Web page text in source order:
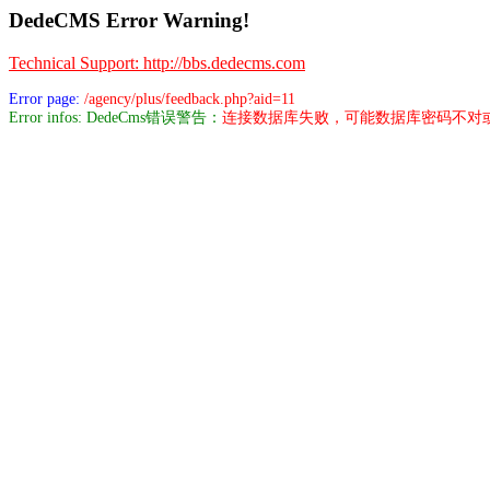
DedeCMS Error Warning!
Technical Support: http://bbs.dedecms.com
Error page: /agency/plus/feedback.php?aid=11
Error infos: DedeCms错误警告： 连接数据库失败，可能数据库密码不对